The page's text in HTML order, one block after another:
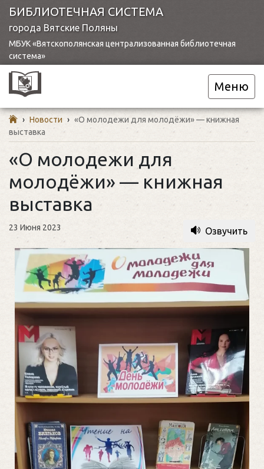
БИБЛИОТЕЧНАЯ СИСТЕМА
города Вятские Поляны
МБУК «Вятскополянская централизованная библиотечная
система»
Меню
› Новости › «О молодежи для молодёжи» — книжная
выставка
«О молодежи для
молодёжи» — книжная
выставка
23 Июня 2023 Озвучить